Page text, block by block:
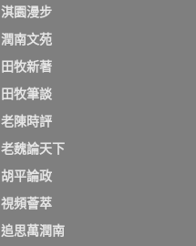
淇園漫步
潤南文苑
田牧新著
田牧筆談
老陳時評
老魏論天下
胡平論政
視頻薈萃
追思萬潤南